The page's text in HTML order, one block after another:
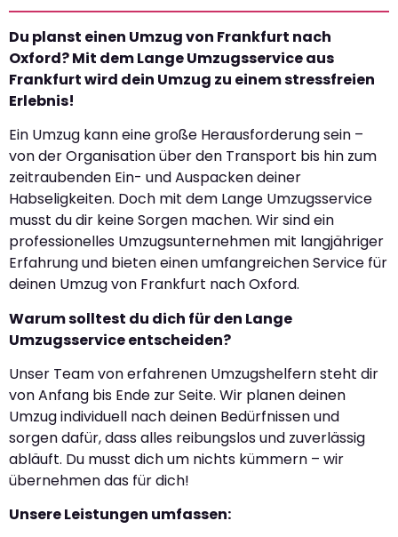
Du planst einen Umzug von Frankfurt nach
Oxford? Mit dem Lange Umzugsservice aus
Frankfurt wird dein Umzug zu einem stressfreien
Erlebnis!
Ein Umzug kann eine große Herausforderung sein –
von der Organisation über den Transport bis hin zum
zeitraubenden Ein- und Auspacken deiner
Habseligkeiten. Doch mit dem Lange Umzugsservice
musst du dir keine Sorgen machen. Wir sind ein
professionelles Umzugsunternehmen mit langjähriger
Erfahrung und bieten einen umfangreichen Service für
deinen Umzug von Frankfurt nach Oxford.
Warum solltest du dich für den Lange
Umzugsservice entscheiden?
Unser Team von erfahrenen Umzugshelfern steht dir
von Anfang bis Ende zur Seite. Wir planen deinen
Umzug individuell nach deinen Bedürfnissen und
sorgen dafür, dass alles reibungslos und zuverlässig
abläuft. Du musst dich um nichts kümmern – wir
übernehmen das für dich!
Unsere Leistungen umfassen: